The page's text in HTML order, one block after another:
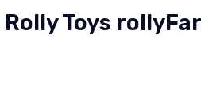
Toys